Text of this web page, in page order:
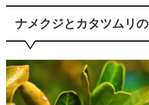
ナメクジとカタツムリ